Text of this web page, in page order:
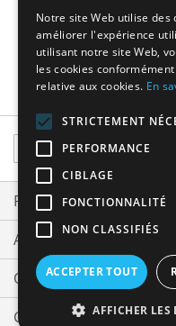
Sign
Up
for
Our
Newsletter:
Privacy and Cookie Policy
Advanced Search
Orders and Returns
Contact Us
Notre site Web utilise des
améliorer l'expérience
utilisant notre site Web,
les cookies
relative aux cookies. En
STRICTEMENT
PERFORMANCE
CIBLAGE
FONCTIONNALITÉ
NON CLASSIFIÉS
ACCEPTER TOUT
AFFICHER LES